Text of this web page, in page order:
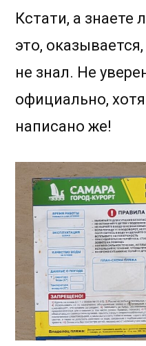
Кстати, а знаете
это,
не знал. Не
официально,
написано же!